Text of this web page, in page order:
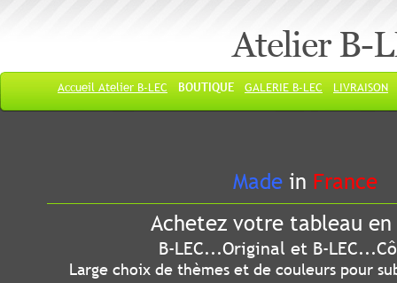
Atelier B-
Accueil Atelier B-LEC BOUTIQUE GALERIE B-LEC LIVRAISON
Made in France
Achetez votre tableau
B-LEC...Original et B-
Large choix de thèmes et de couleurs pour